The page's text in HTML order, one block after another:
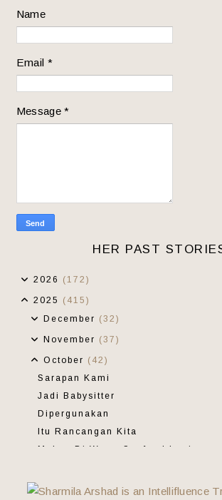
Name
Email *
Message*
HER PAST
2026 (172)
2025 (415)
December (32)
November (37)
October (42)
Sarapan Kami
Jadi Babysitter
Dipergunakan
Itu Rancangan Kita
Makan Di Wawa Seafood Lagi
Aktiviti Deepavali